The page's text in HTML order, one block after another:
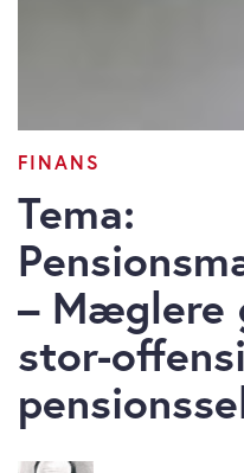
FINANS
Tema:
– Mæglere
stor-